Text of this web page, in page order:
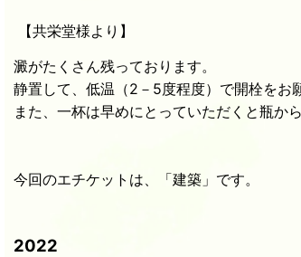
【共栄堂様より】
澱がたくさん残っております。
静置して、低温（2－5度程度）で開栓をお
また、一杯は早めにとっていただくと瓶か
今回のエチケットは、「建築」です。
2022